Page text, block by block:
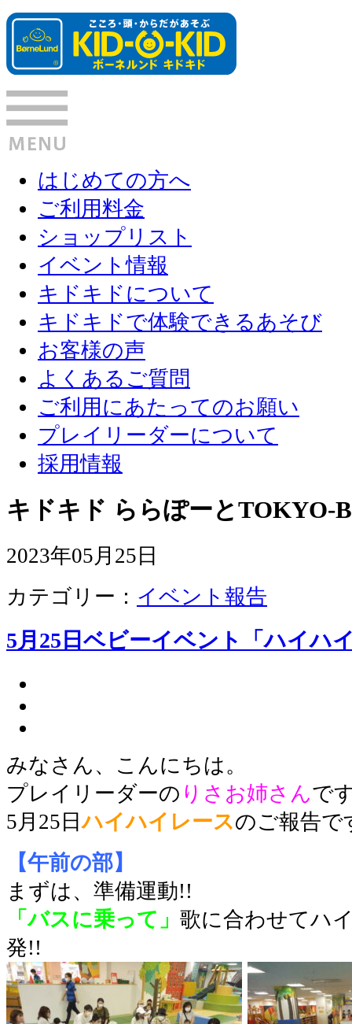
はじめての方へ
ご利用料金
ショップリスト
イベント情報
キドキドについて
キドキドで体験できるあそび
お客様の声
よくあるご質問
ご利用にあたってのお願い
プレイリーダーについて
採用情報
キドキド ららぽーとTOKYO-
2023年05月25日
カテゴリー： イベント報告
5月25日ベビーイベント「ハイハ
みなさん、こんにちは。
プレイリーダーの りさお姉さんで
5月25日ハイハイレースのご報告で
【午前の部】
まずは、準備運動!!
「バスに乗って」 歌に合わせてハ
発!!